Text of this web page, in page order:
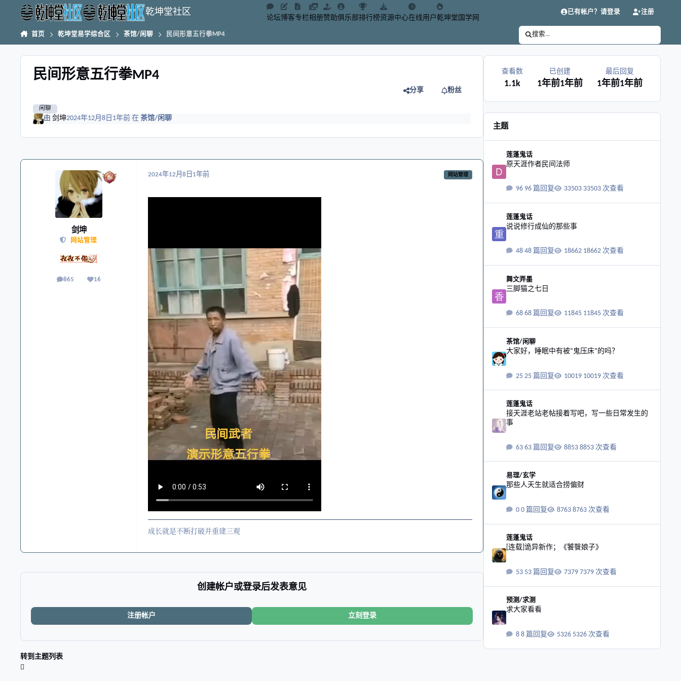
跳转到帖子
乾坤堂社区
论坛博客专栏相册赞助俱乐部排行榜资源中心在线用户乾坤堂国学网
已有帐户？请登录 注册
首页 乾坤堂易学综合区 茶馆/闲聊 民间形意五行拳MP4 搜索...
民间形意五行拳MP4
闲聊
分享 粉丝
由 剑坤2024年12月8日 1年前 在 茶馆/闲聊
剑坤
网站管理
865
帖子 16
声誉
2024年12月8日 1年前 网站管理
成长就是不断打破并重建三观
创建帐户或登录后发表意见
注册帐户 立刻登录
转到主题列表
查看数
1.1k
已创建
1年前1年前
最后回复
1年前1年前
主题
莲蓬鬼话
原天涯作者民间法师
96 篇回复 33503 次查看
莲蓬鬼话
说说修行成仙的那些事
48 篇回复 18662 次查看
舞文弄墨
三脚猫之七日
68 篇回复 11845 次查看
茶馆/闲聊
大家好，睡眠中有被“鬼压床”的吗？
25 篇回复 10019 次查看
莲蓬鬼话
接天涯老站老帖接着写吧，写一些日常发生的
事
63 篇回复 8853 次查看
易理/玄学
那些人天生就适合捞偏财
0 篇回复 8763 次查看
莲蓬鬼话
[连载]诡异新作；《饕餮娘子》
53 篇回复 7379 次查看
预测/求测
求大家看看
8 篇回复 5326 次查看